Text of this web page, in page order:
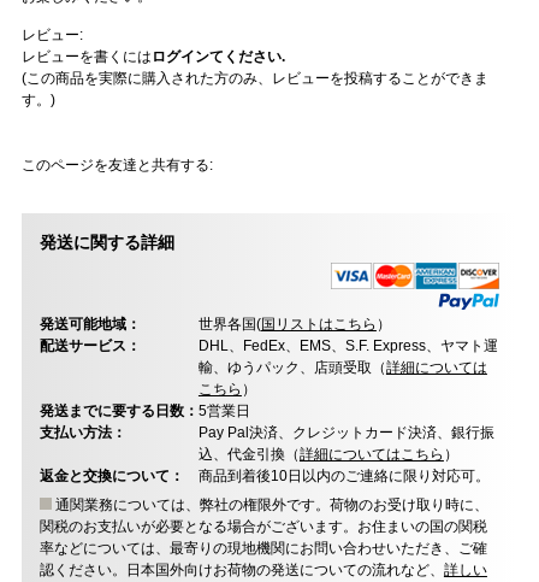
レビュー:
レビューを書くには ログインてください.
(この商品を実際に購入された方のみ、レビューを投稿することができま
す。)
このページを友達と共有する:
発送に関する詳細
発送可能地域： 世界各国(国リストはこちら ）
配送サービス：
DHL、FedEx、EMS、S.F. Express、ヤマト運
輸、ゆうパック、店頭受取（詳細については
こちら ）
発送までに要する日数： 5営業日
支払い方法：
Pay Pal決済、クレジットカード決済、銀行振
込、代金引換（詳細についてはこちら ）
返金と交換について：
商品到着後10日以内のご連絡に限り対応可。
通関業務については、弊社の権限外です。荷物のお受け取り時に、
関税のお支払いが必要となる場合がございます。お住まいの国の関税
率などについては、最寄りの現地機関にお問い合わせいただき、ご確
認ください。日本国外向けお荷物の発送についての流れなど、 詳しい